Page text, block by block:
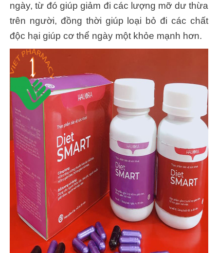
ngày, từ đó giúp giảm đi các lượng mỡ dư thừa
trên người, đồng thời giúp loại bỏ đi các chất
độc hại giúp cơ thể ngày một khỏe mạnh hơn.